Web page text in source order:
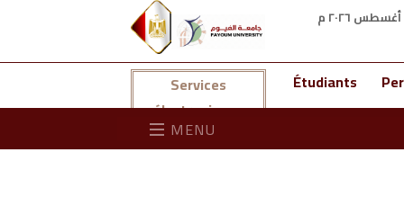
Services
électroniques
Étudiants
MENU